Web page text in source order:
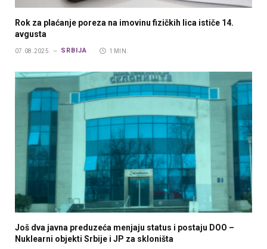
Rok za plaćanje poreza na imovinu fizičkih lica ističe 14.
avgusta
07.08.2025. SRBIJA 1 MIN.
Još dva javna preduzeća menjaju status i postaju DOO –
Nuklearni objekti Srbije i JP za skloništa